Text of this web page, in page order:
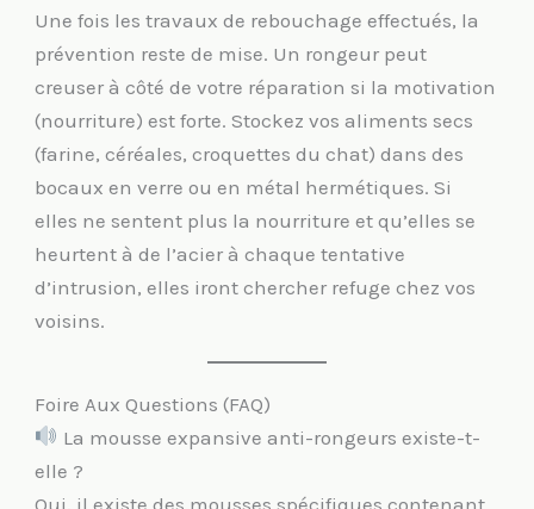
Une fois les travaux de rebouchage effectués, la
prévention reste de mise. Un rongeur peut
creuser à côté de votre réparation si la motivation
(nourriture) est forte. Stockez vos aliments secs
(farine, céréales, croquettes du chat) dans des
bocaux en verre ou en métal hermétiques. Si
elles ne sentent plus la nourriture et qu’elles se
heurtent à de l’acier à chaque tentative
d’intrusion, elles iront chercher refuge chez vos
voisins.
Foire Aux Questions (FAQ)
La mousse expansive anti-rongeurs existe-t-
elle ?
Oui, il existe des mousses spécifiques contenant